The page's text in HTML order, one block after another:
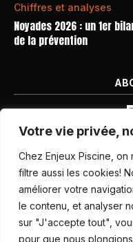
Votre vie privée,
Chez Enjeux Piscine,
filtre aussi les cookies!
améliorer votre
le contenu, et analyser
sur "J'accepte tout",
pour que nous
Chiffres et analyses
Noyades 2026 : un 1er
de la prévention
Nos